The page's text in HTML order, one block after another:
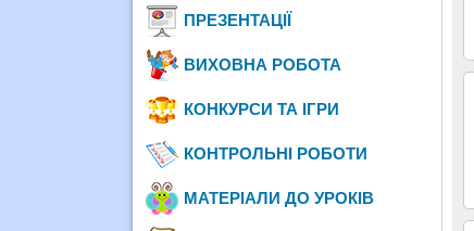
ПРЕЗЕНТАЦІЇ
ВИХОВНА РОБОТА
КОНКУРСИ ТА ІГРИ
КОНТРОЛЬНІ РОБОТИ
МАТЕРІАЛИ ДО УРОКІВ